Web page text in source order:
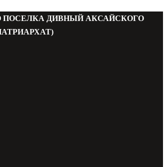
ПОСЕЛКА ДИВНЫЙ АКСАЙСКОГО